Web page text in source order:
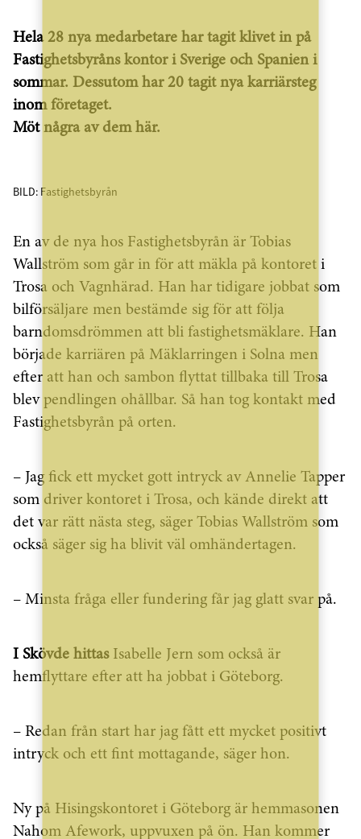
Hela 28 nya medarbetare har tagit klivet in på
Fastighetsbyråns kontor i Sverige och Spanien i
sommar. Dessutom har 20 tagit nya karriärsteg
inom företaget.
Möt några av dem här.
BILD: Fastighetsbyrån
En av de nya hos Fastighetsbyrån är Tobias
Wallström som går in för att mäkla på kontoret i
Trosa och Vagnhärad. Han har tidigare jobbat som
bilförsäljare men bestämde sig för att följa
barndomsdrömmen att bli fastighetsmäklare. Han
började karriären på Mäklarringen i Solna men
efter att han och sambon flyttat tillbaka till Trosa
blev pendlingen ohållbar. Så han tog kontakt med
Fastighetsbyrån på orten.
– Jag fick ett mycket gott intryck av Annelie Tapper
som driver kontoret i Trosa, och kände direkt att
det var rätt nästa steg, säger Tobias Wallström som
också säger sig ha blivit väl omhändertagen.
– Minsta fråga eller fundering får jag glatt svar på.
I Skövde hittasIsabelle Jern som också är
hemflyttare efter att ha jobbat i Göteborg.
– Redan från start har jag fått ett mycket positivt
intryck och ett fint mottagande, säger hon.
Ny på Hisingskontoret i Göteborg är hemmasonen
Nahom Afework, uppvuxen på ön. Han kommer